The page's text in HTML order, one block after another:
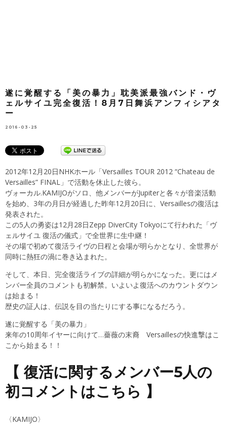
遂に覚醒する「美の暴力」耽美派最強バンド・ヴ
ェルサイユ完全復活！8月7日舞浜アンフィシアタ
ー
2016-03-25
2012年12月20日NHKホール「Versailles TOUR 2012 “Chateau de
Versailles” FINAL」で活動を休止した彼ら。
ヴォーカル.KAMIJOがソロ、他メンバーがJupiterと各々が音楽活動
を始め、3年の月日が経過した昨年12月20日に、Versaillesの復活は
発表された。
この5人の勇姿は12月28日Zepp DiverCity Tokyoにて行われた「ヴ
ェルサイユ 復活の儀式」で全世界に生中継！
その場で初めて復活ライヴの日程と会場が明らかとなり、全世界が
同時に熱狂の渦に巻き込まれた。
そして、本日、完全復活ライブの詳細が明らかになった。更にはメ
ンバー全員のコメントも初解禁。いよいよ復活へのカウントダウン
は始まる！
歴史の証人は、伝説を目の当たりにする事になるだろう。
遂に覚醒する「美の暴力」
来年の10周年イヤーに向けて…薔薇の末裔 Versaillesの快進撃はこ
こから始まる！！
【 復活に関するメンバー5人の
初コメントはこちら 】
〈KAMIJO〉